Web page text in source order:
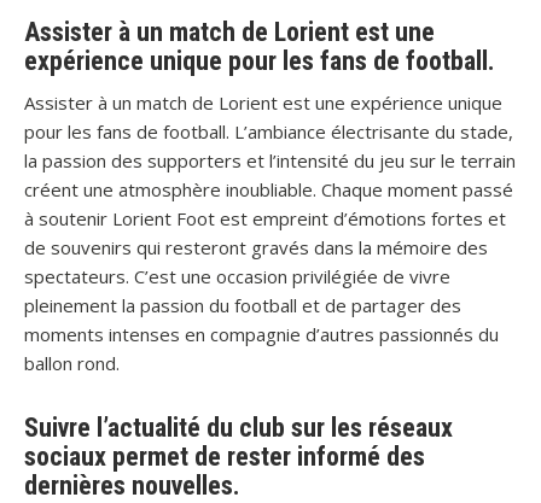
Assister à un match de Lorient est une
expérience unique pour les fans de football.
Assister à un match de Lorient est une expérience unique
pour les fans de football. L’ambiance électrisante du stade,
la passion des supporters et l’intensité du jeu sur le terrain
créent une atmosphère inoubliable. Chaque moment passé
à soutenir Lorient Foot est empreint d’émotions fortes et
de souvenirs qui resteront gravés dans la mémoire des
spectateurs. C’est une occasion privilégiée de vivre
pleinement la passion du football et de partager des
moments intenses en compagnie d’autres passionnés du
ballon rond.
Suivre l’actualité du club sur les réseaux
sociaux permet de rester informé des
dernières nouvelles.